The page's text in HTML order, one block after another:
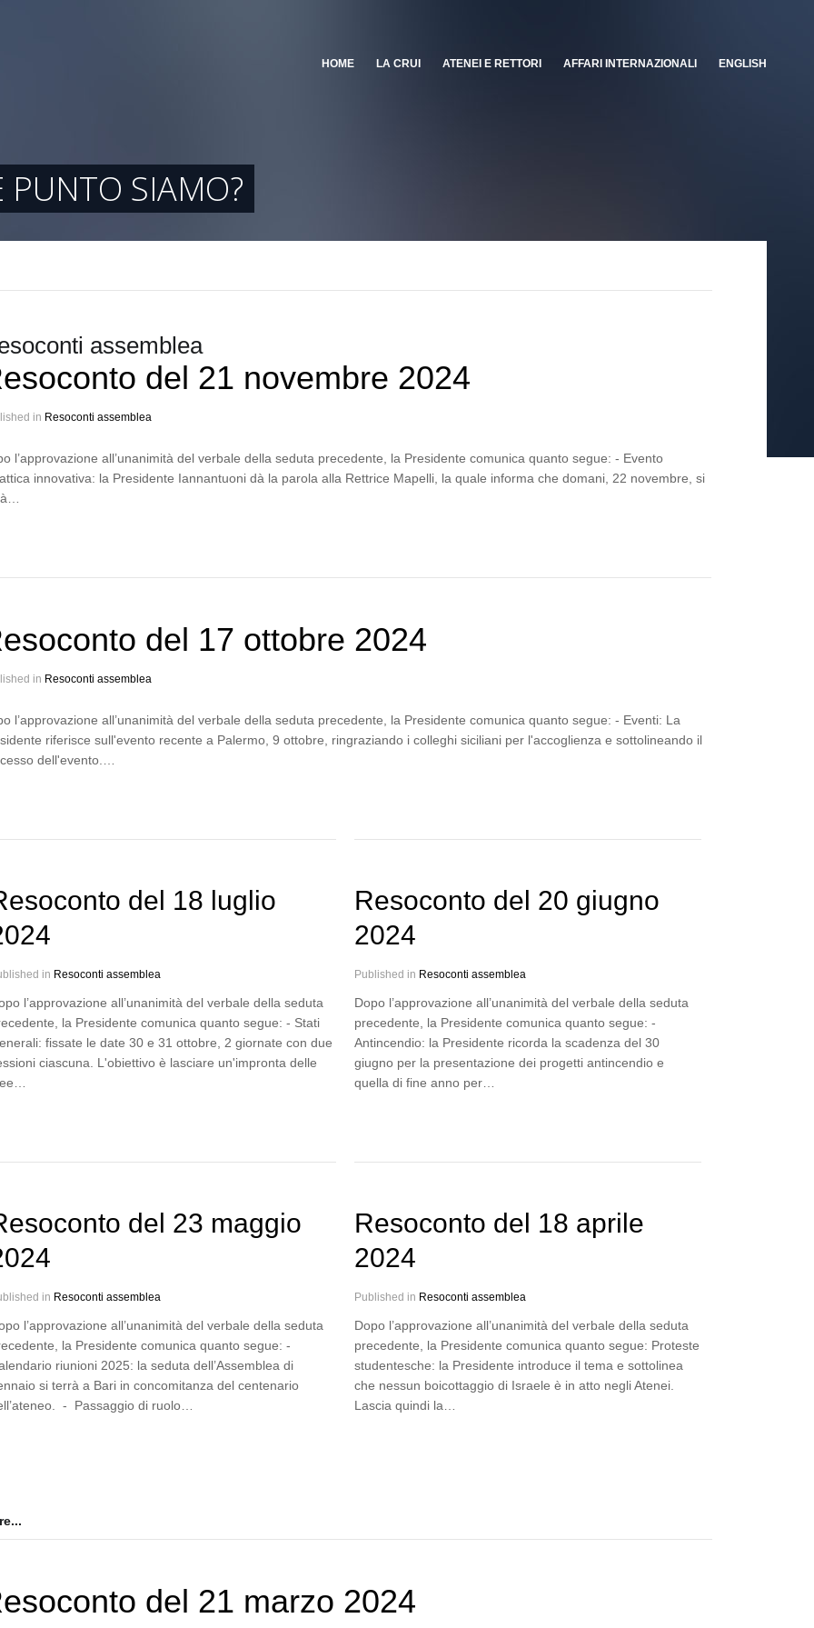
HOME LA CRUI ATENEI E RETTORI AFFARI INTERNAZIONALI ENGLISH
PUNTO SIAMO?
assemblea
del 21 novembre 2024
in Resoconti assemblea
l’approvazione all’unanimità del verbale della seduta precedente, la Presidente comunica quanto segue: - Evento
innovativa: la Presidente Iannantuoni dà la parola alla Rettrice Mapelli, la quale informa che domani, 22 novembre, si
del 17 ottobre 2024
in Resoconti assemblea
l’approvazione all’unanimità del verbale della seduta precedente, la Presidente comunica quanto segue: - Eventi: La
riferisce sull'evento recente a Palermo, 9 ottobre, ringraziando i colleghi siciliani per l'accoglienza e sottolineando il
dell'evento.…
del 18 luglio
in Resoconti assemblea
l’approvazione all’unanimità del verbale della seduta
la Presidente comunica quanto segue: - Stati
fissate le date 30 e 31 ottobre, 2 giornate con due
ciascuna. L'obiettivo è lasciare un'impronta delle
Resoconto del 20 giugno
2024
Published in Resoconti assemblea
Dopo l’approvazione all’unanimità del verbale della seduta
precedente, la Presidente comunica quanto segue: -
Antincendio: la Presidente ricorda la scadenza del 30
giugno per la presentazione dei progetti antincendio e
quella di fine anno per…
del 23 maggio
in Resoconti assemblea
l’approvazione all’unanimità del verbale della seduta
la Presidente comunica quanto segue: -
riunioni 2025: la seduta dell’Assemblea di
si terrà a Bari in concomitanza del centenario
- Passaggio di ruolo…
Resoconto del 18 aprile
2024
Published in Resoconti assemblea
Dopo l’approvazione all’unanimità del verbale della seduta
precedente, la Presidente comunica quanto segue: Proteste
studentesche: la Presidente introduce il tema e sottolinea
che nessun boicottaggio di Israele è in atto negli Atenei.
Lascia quindi la…
del 21 marzo 2024